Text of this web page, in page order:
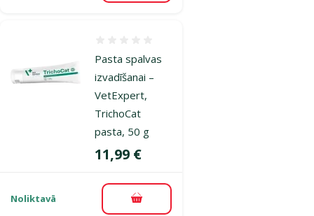
Pasta spalvas
izvadīšanai –
VetExpert,
TrichoCat
pasta, 50 g
Cena
11,99 €
Noliktavā Pievienot grozam